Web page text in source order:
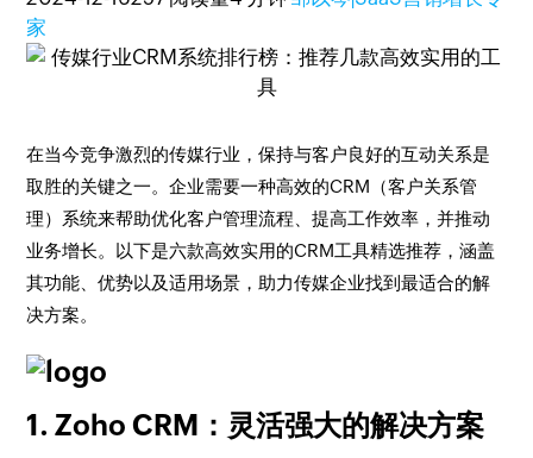
家
在当今竞争激烈的传媒行业，保持与客户良好的互动关系是
取胜的关键之一。企业需要一种高效的CRM（客户关系管
理）系统来帮助优化客户管理流程、提高工作效率，并推动
业务增长。以下是六款高效实用的CRM工具精选推荐，涵盖
其功能、优势以及适用场景，助力传媒企业找到最适合的解
决方案。
1. Zoho CRM：灵活强大的解决方案